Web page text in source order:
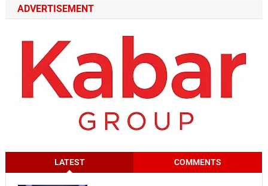
ADVERTISEMENT
LATEST COMMENTS